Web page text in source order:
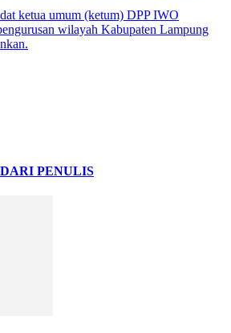
ketua umum (ketum) DPP IWO
wilayah Kabupaten Lampung
DARI PENULIS